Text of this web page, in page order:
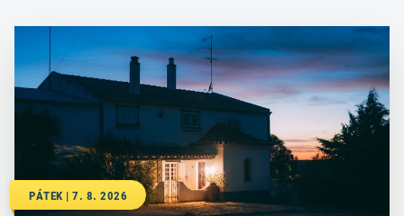
PÁTEK | 7. 8. 2026